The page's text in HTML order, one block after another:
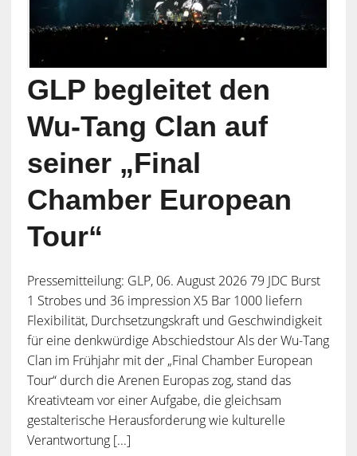
GLP begleitet den
Wu-Tang Clan auf
seiner „Final
Chamber European
Tour“
Pressemitteilung: GLP, 06. August 2026 79 JDC Burst
1 Strobes und 36 impression X5 Bar 1000 liefern
Flexibilität, Durchsetzungskraft und Geschwindigkeit
für eine denkwürdige Abschiedstour Als der Wu-Tang
Clan im Frühjahr mit der „Final Chamber European
Tour“ durch die Arenen Europas zog, stand das
Kreativteam vor einer Aufgabe, die gleichsam
gestalterische Herausforderung wie kulturelle
Verantwortung [...]